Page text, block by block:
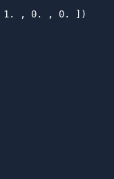
1. , 0. , 0. ])